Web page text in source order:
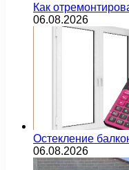
Как
06.08.2026
Остекление
06.08.2026